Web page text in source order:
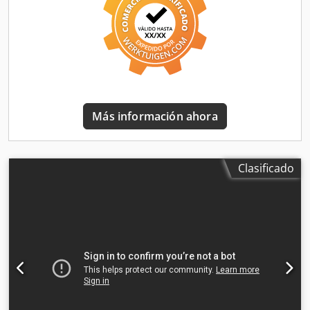
Djdpfx Acozrggfebock - Cámara de visión trasera - Puerta
lateral corredera derecha - Sistema de arranque/parada -
Inmovilizador - Teléfono con Bluetooth - Mampara
enganche de remolque, puerta corredera, sensores de
aparcamiento, sistema de navegación, sistema
, Información general Número de puertas: 5
Rango de modelos: junio de 2014 - junio de 2016 Cabina:
doble Información técnica Par motor: 320 Nm Número de
cilindros: 4 Cilindrada: 1.598 cc Transmisión: 6
13,0 s Velocidad máxima: 172 km/h Dimensiones
Largo/Alto: L2H1 Dimensiones (L x A x Al): 540 x 196 x 197
Consumo Consumo medio de combustible: 6,1 l/100 km
Consumo de combustible en ciudad: 6,8 l/100 km Consumo
= - Espejos retrovisores exteriores calefactados - Bluetooth
- Kit manos libres - Elevalunas eléctricos delanteros -
Espejos retrovisores exteriores con ajuste eléctrico - Airbag
Más información ahora
Clasificado